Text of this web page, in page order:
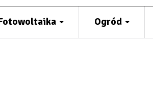
Ogród